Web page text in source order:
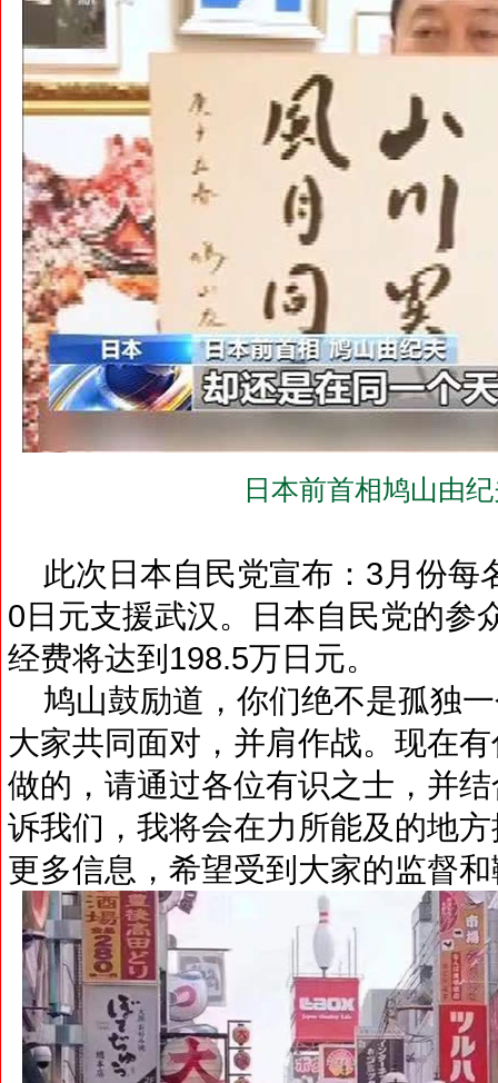
日本前首相鸠山由纪
此次日本自民党宣布：3月份每
0日元支援武汉。日本自民党的参
经费将达到198.5万日元。
鸠山鼓励道，你们绝不是孤独
大家共同面对，并肩作战。现在
做的，请通过各位有识之士，并
诉我们，我将会在力所能及的地
更多信息，希望受到大家的监督